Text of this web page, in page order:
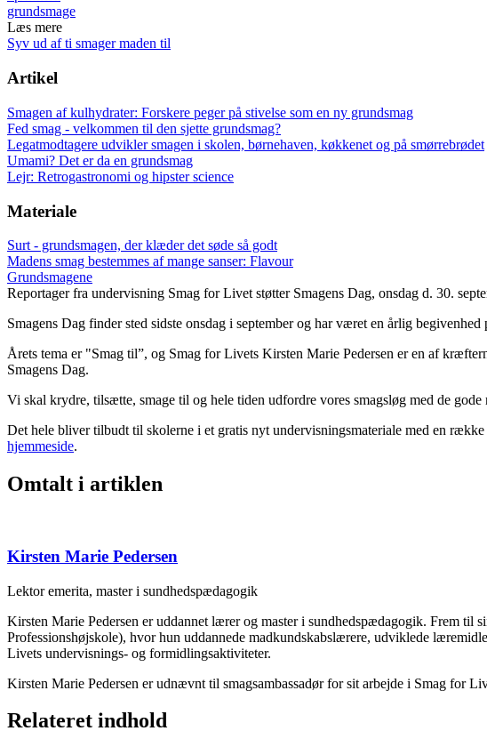
grundsmage
Læs mere
Syv ud af ti smager maden til
Artikel
Smagen af kulhydrater: Forskere peger på stivelse som en ny grundsmag
Fed smag - velkommen til den sjette grundsmag?
Legatmodtagere udvikler smagen i skolen, børnehaven, køkkenet og på smørrebrødet
Umami? Det er da en grundsmag
Lejr: Retrogastronomi og hipster science
Materiale
Surt - grundsmagen, der klæder det søde så godt
Madens smag bestemmes af mange sanser: Flavour
Grundsmagene
Reportager fra undervisning Smag for Livet støtter Smagens Dag, onsdag d. 30.
Smagens Dag finder sted sidste onsdag i september og har været en årlig begivenhed
Årets tema er "Smag til”, og Smag for Livets Kirsten Marie Pedersen er en af
Smagens Dag.
Vi skal krydre, tilsætte, smage til og hele tiden udfordre vores smagsløg med de gode
Det hele bliver tilbudt til skolerne i et gratis nyt undervisningsmateriale med en
hjemmeside.
Omtalt i artiklen
Kirsten Marie Pedersen
Lektor emerita, master i sundhedspædagogik
Kirsten Marie Pedersen er uddannet lærer og master i sundhedspædagogik. Frem
Professionshøjskole), hvor hun uddannede madkundskabslærere, udviklede
Livets undervisnings- og formidlingsaktiviteter.
Kirsten Marie Pedersen er udnævnt til smagsambassadør for sit arbejde i Smag for
Relateret indhold